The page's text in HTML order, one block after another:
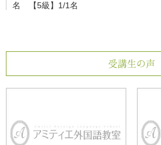
名 【5級】1/1名
【1級】3/16名 【2級】2/5名 【準2
名 【5級】1/1名
【準1級】10/16名 【2級】2/5名 【4
受講生の声